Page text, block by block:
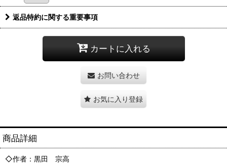
返品特約に関する重要事項
カートに入れる
お問い合わせ
お気に入り登録
商品詳細
◇作者：黒田 宗高